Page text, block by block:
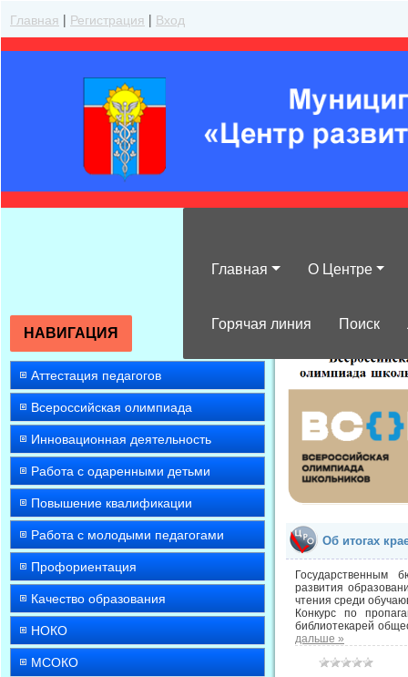
Главная | Регистрация | Вход
Главная О Центре
Горячая линия Поиск
НАВИГАЦИЯ
Аттестация педагогов
Всероссийская олимпиада
Инновационная деятельность
Работа с одаренными детьми
Повышение квалификации
Работа с молодыми педагогами
Профориентация
Качество образования
НОКО
МСОКО
Об итогах
Государственным
развития
чтения среди
Конкурс по
библиотекарей
дальше »